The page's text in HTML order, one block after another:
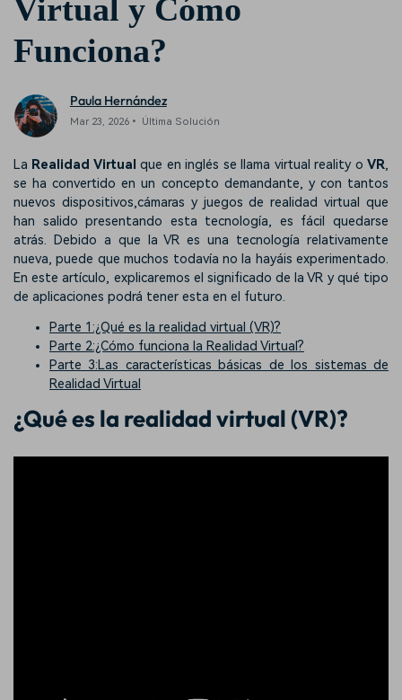
Virtual y Cómo
Funciona?
Paula Hernández
Mar 23, 2026• Última Solución
La Realidad Virtual que en inglés se llama virtual reality oVR,
se ha convertido en un concepto demandante, y con tantos
nuevos dispositivos,cámaras y juegos de realidad virtual que
han salido presentando esta tecnología, es fácil quedarse
atrás. Debido a que la VR es una tecnología relativamente
nueva, puede que muchos todavía no la hayáis experimentado.
En este artículo, explicaremos el significado de la VR y qué tipo
de aplicaciones podrá tener esta en el futuro.
Parte 1:¿Qué es la realidad virtual (VR)?
Parte 2:¿Cómo funciona la Realidad Virtual?
Parte 3:Las características básicas de los sistemas de
Realidad Virtual
¿Qué es la realidad virtual (VR)?